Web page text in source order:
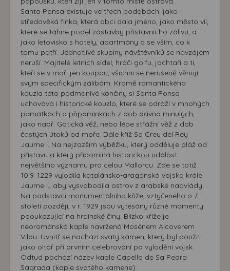
Santa Ponsa existuje ve třech podobách: jako
středověká finka, která obci dala jméno, jako město vil,
které se táhne podél zástavby přístavnícho zálivu, a
jako letovisko s hotely, apartmány a se vším, co k
tomu patří. Jednotlivé skupiny návštěvníků se navzájem
neruší. Majitelé letních sídel, hráči golfu, jachtaři a ti,
kteří se v moři jen koupou, všichni se nerušeně věnují
svým specifickým zálibám. Kromě romantického
kouzla této podmanivé končiny si Santa Ponsa
uchovává i historické kouzlo, které se odráží v mnohých
památkách a připomínkách z dob dávno minulých,
jako např. Gotická věž, nebo lépe střážní věž z dob
častých útoků od moře. Dále kříž Sa Creu del Rey
Jaume I. Na nejzazším výběžku, který odděluje pláž od
přístavu a který připomíná historickou událost
největšího významu pro celou Mallorcu. Zde se totiž
10.9. 1229 vylodila katalánsko-aragonská vojska krále
Jaume I., aby vysvobodila ostrov z arabské nadvlády.
Na podstavci monumentálního kříže, vztyčeného o 7.
století později, v r. 1929 jsou vytesány různé momenty
pooukazující na hrdinské činy. Blízko kříže je
neorománská kaple navržená Mosénem Alcoverem
Vilou. Uvnitř se nachází svatý kámen, který byl použit
jako oltář při prvním celebrování po vylodění vojsk.
Odtud pochází název kaple Capella de Sa Pedra
Sagrada (kaple svatého kamene).
máme možnost vytvářet profily založené na Vašich
zájmech. Na základě těchto informací není zpravidla
možná bezprostřední identifikace uživatele. Bez vyjádření
souhlasu, nedojde k zobrazování obsahu a reklam
přizpůsobených Vašim zájmům.